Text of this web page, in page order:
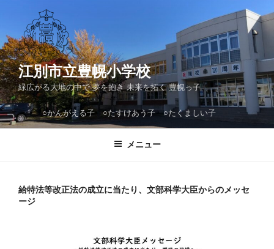
テ
ン
ツ
へ
ス
キ
ッ
江別市立豊幌小学校
緑広がる大地の中で 夢を抱き 未来を拓く 豊幌っ子
○かんがえる子 ○たすけあう子 ○たくましい子
メニュー
給特法等改正法の成立に当たり、文部科学大臣からのメッセ
ージ